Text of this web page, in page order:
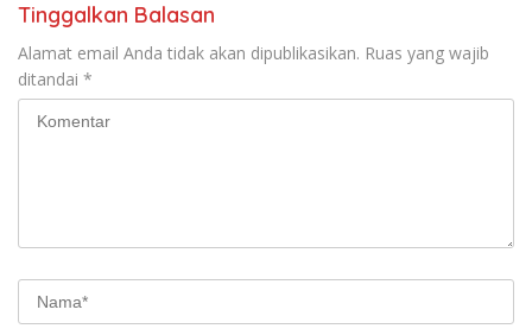
Tinggalkan Balasan
Alamat email Anda tidak akan dipublikasikan. Ruas yang wajib
ditandai *